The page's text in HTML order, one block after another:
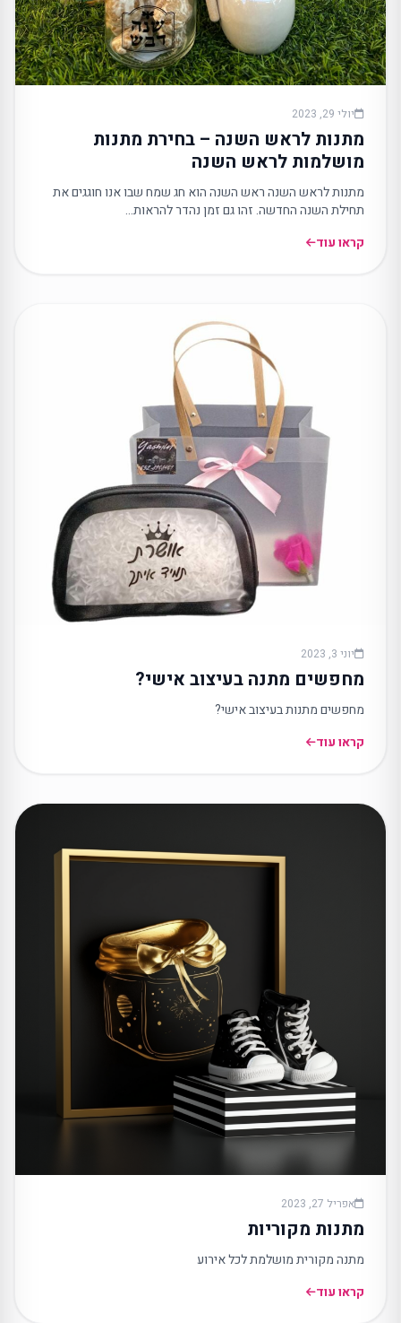
יולי 29, 2023
מתנות לראש השנה – בחירת מתנות
מושלמות לראש השנה
מתנות לראש השנה ראש השנה הוא חג שמח שבו אנו חוגגים את
תחילת השנה החדשה. זהו גם זמן נהדר להראות…
קראו עוד
יוני 3, 2023
מחפשים מתנה בעיצוב אישי?
מחפשים מתנות בעיצוב אישי?
קראו עוד
אפריל 27, 2023
מתנות מקוריות
מתנה מקורית מושלמת לכל אירוע
קראו עוד